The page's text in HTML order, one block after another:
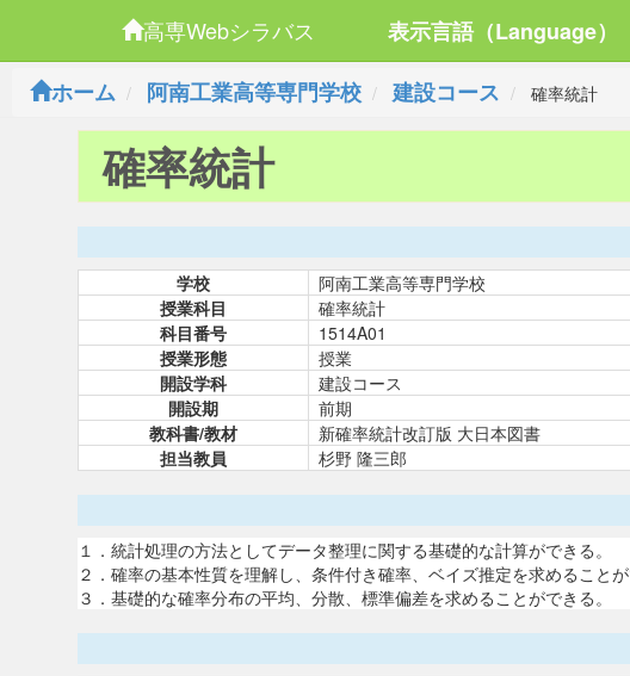
高専Webシラバス
表示言語（Language）
ホーム
阿南工業高等専門学校 建設コース 確率統計
確率統計
学校 阿南工業高等専門学校
授業科目
確率統計
科目番号
1514A01
授業形態
授業
開設学科
建設コース
開設期
前期
教科書/教材
新確率統計改訂版 大日本図書
担当教員
杉野 隆三郎
１．統計処理の方法としてデータ整理に関する基礎的な計算ができる。
２．確率の基本性質を理解し、条件付き確率、ベイズ推定を求めることが
３．基礎的な確率分布の平均、分散、標準偏差を求めることができる。